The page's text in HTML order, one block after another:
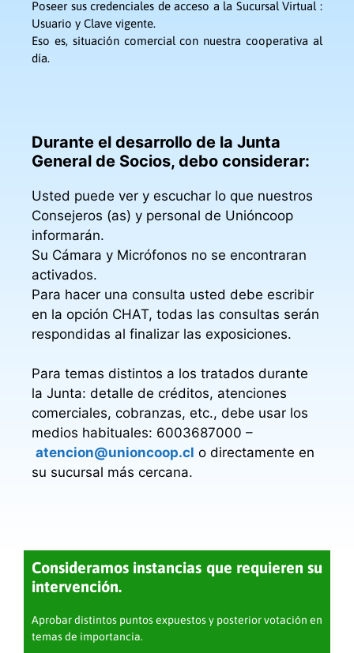
Poseer sus credenciales de acceso a la Sucursal Virtual :
Usuario y Clave vigente.
Eso es, situación comercial con nuestra cooperativa al
día.
Durante el desarrollo de la Junta
General de Socios, debo considerar:
Usted puede ver y escuchar lo que nuestros
Consejeros (as) y personal de Unióncoop
informarán.
Su Cámara y Micrófonos no se encontraran
activados.
Para hacer una consulta usted debe escribir
en la opción CHAT, todas las consultas serán
respondidas al finalizar las exposiciones.
Para temas distintos a los tratados durante
la Junta: detalle de créditos, atenciones
comerciales, cobranzas, etc., debe usar los
medios habituales: 6003687000 –
atencion@unioncoop.cl o directamente en
su sucursal más cercana.
Consideramos instancias que requieren su
intervención.
Aprobar distintos puntos expuestos y posterior votación en
temas de importancia.